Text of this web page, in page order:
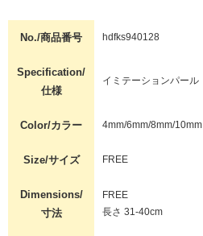
No./商品番号 hdfks940128
Specification/
仕様
イミテーションパール
Color/カラー 4mm/6mm/8mm/10mm
Size/サイズ FREE
Dimensions/
寸法
FREE
長さ 31-40cm